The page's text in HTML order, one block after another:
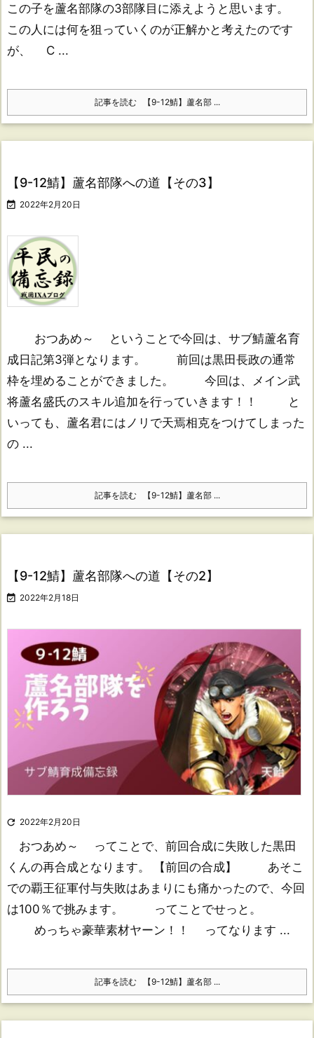
この子を蘆名部隊の3部隊目に添えようと思います。
この人には何を狙っていくのが正解かと考えたのです
が、 C ...
記事を読む 【9-12鯖】蘆名部 ...
【9-12鯖】蘆名部隊への道【その3】
 2022年2月20日
おつあめ～ ということで今回は、サブ鯖蘆名育
成日記第3弾となります。 前回は黒田長政の通常
枠を埋めることができました。 今回は、メイン武
将蘆名盛氏のスキル追加を行っていきます！！ と
いっても、蘆名君にはノリで天焉相克をつけてしまった
の ...
記事を読む 【9-12鯖】蘆名部 ...
【9-12鯖】蘆名部隊への道【その2】
 2022年2月18日
 2022年2月20日
おつあめ～ ってことで、前回合成に失敗した黒田
くんの再合成となります。 【前回の合成】 あそこ
での覇王征軍付与失敗はあまりにも痛かったので、今回
は100％で挑みます。 ってことでせっと。
めっちゃ豪華素材ヤーン！！ ってなります ...
記事を読む 【9-12鯖】蘆名部 ...